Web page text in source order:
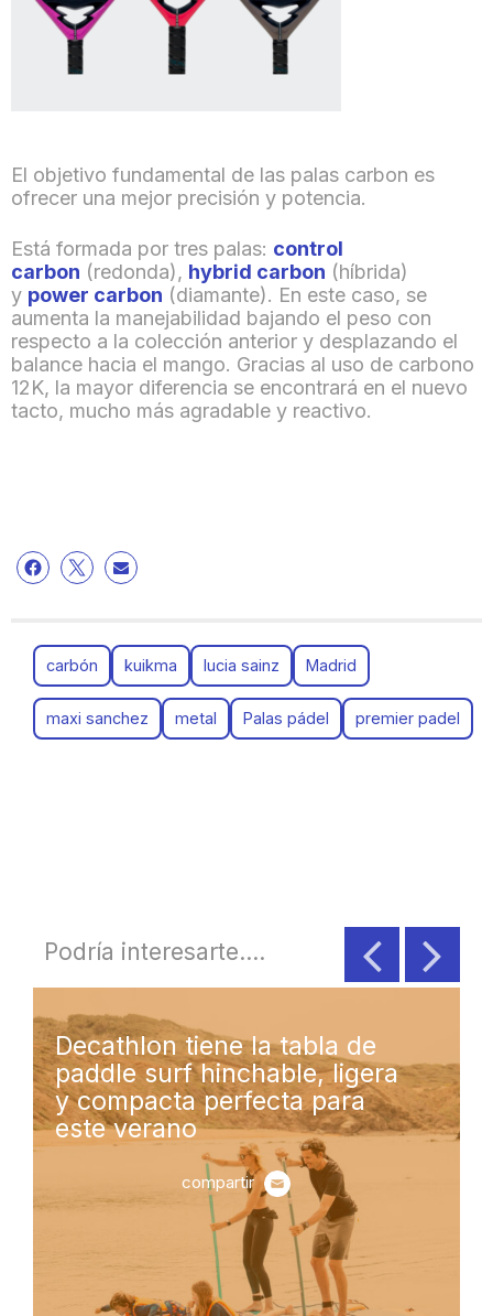
El objetivo fundamental de las palas carbon es
ofrecer una mejor precisión y potencia.
Está formada por tres palas: control
carbon (redonda), hybrid carbon (híbrida)
y power carbon (diamante). En este caso, se
aumenta la manejabilidad bajando el peso con
respecto a la colección anterior y desplazando el
balance hacia el mango. Gracias al uso de carbono
12K, la mayor diferencia se encontrará en el nuevo
tacto, mucho más agradable y reactivo.
carbón kuikma lucia sainz Madrid
maxi sanchez metal Palas pádel premier padel
Podría interesarte....
Decathlon tiene la tabla de
paddle surf hinchable, ligera
y compacta perfecta para
este verano
compartir